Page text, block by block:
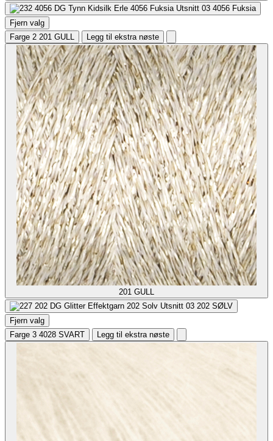
4056 Fuksia
Fjern valg
Farge 2 201 GULL Legg til ekstra nøste
201 GULL
202 SØLV
Fjern valg
Farge 3 4028 SVART Legg til ekstra nøste